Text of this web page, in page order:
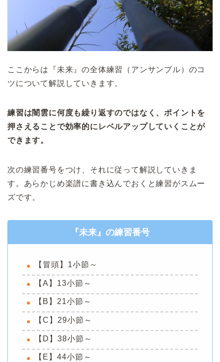
ここからは『未来』の全体練習（アンサンブル）のコ
ツについて解説していきます。
練習は闇雲に何度も繰り返すのではなく、ポイントを
押さえることで効率的にレベルアップしていくことが
できます。
次の練習番号をつけ、それに従って解説していきま
す。あらかじめ楽譜に書き込んでおくと練習がスムー
ズです。
『未来』の練習番号
【冒頭】1小節～
【A】13小節～
【B】21小節～
【C】29小節～
【D】38小節～
【E】44小節～